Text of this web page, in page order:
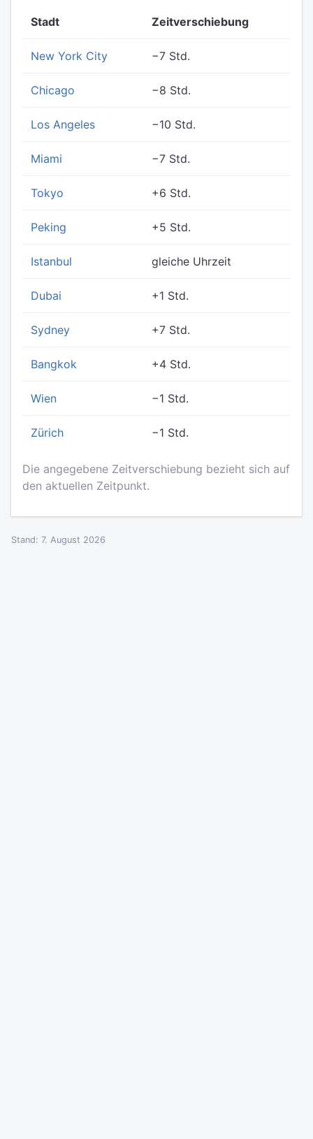
Stadt Zeitverschiebung
New York City −7 Std.
Chicago −8 Std.
Los Angeles −10 Std.
Miami −7 Std.
Tokyo +6 Std.
Peking +5 Std.
Istanbul gleiche Uhrzeit
Dubai +1 Std.
Sydney +7 Std.
Bangkok +4 Std.
Wien −1 Std.
Zürich −1 Std.
Die angegebene Zeitverschiebung bezieht sich auf
den aktuellen Zeitpunkt.
Stand: 7. August 2026